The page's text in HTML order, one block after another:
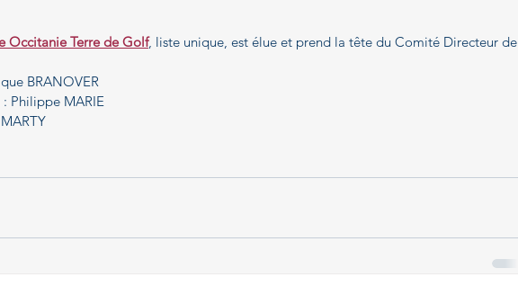
Occitanie Terre de Golf, liste unique, est élue et prend la tête du Comité Directeur de
BRANOVER
Philippe MARIE